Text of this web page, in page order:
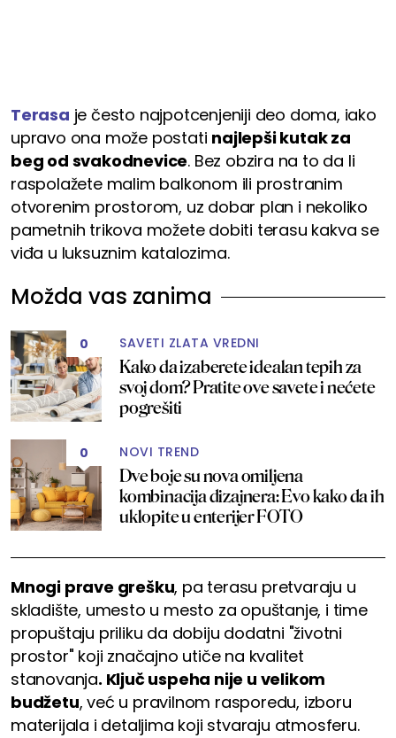
Terasa je često najpotcenjeniji deo doma, iako
upravo ona može postati najlepši kutak za
beg od svakodnevice. Bez obzira na to da li
raspolažete malim balkonom ili prostranim
otvorenim prostorom, uz dobar plan i nekoliko
pametnih trikova možete dobiti terasu kakva se
viđa u luksuznim katalozima.
Možda vas zanima
0 SAVETI ZLATA VREDNI
Kako da izaberete idealan tepih za
svoj dom? Pratite ove savete i nećete
pogrešiti
0 NOVI TREND
Dve boje su nova omiljena
kombinacija dizajnera: Evo kako da ih
uklopite u enterijer FOTO
Mnogi prave grešku, pa terasu pretvaraju u
skladište, umesto u mesto za opuštanje, i time
propuštaju priliku da dobiju dodatni "životni
prostor" koji značajno utiče na kvalitet
stanovanja. Ključ uspeha nije u velikom
budžetu, već u pravilnom rasporedu, izboru
materijala i detaljima koji stvaraju atmosferu.